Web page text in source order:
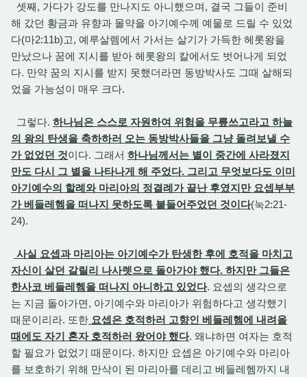
셋째, 가다가 강도를 만나지도 아니했으며, 결국 그들이 준비
해 갔던 황금과 유향과 몰약을 아기예수께 예물로 드릴 수 있었
다(마2:11b)고, 예루살렘에서 가서는 살기가 가득한 헤롯왕을
만났으나 꿈에 지시를 받아 헤롯왕의 칼에서도 벗어나게 되었
다. 만약 꿈의 지시를 받지 못했더라면 동방박사도 그때 살해되
었을 가능성이 매우 크다.
그렇다. 하나님은 스스로 자원하여 위험을 무릎쓰고라고 하늘
의 왕의 탄생을 축하하러 오는 동방박사들을 그냥 돌려보낼 수
가 없었던 것이다. 그래서 하나님께서는 별이 중간에 사라졌지
만도 다시 그 별을 나타나게 해 주었다. 그리고 무엇보다도 이미
아기예수의 할례와 마리아의 정결례가 끝난 후였지만 요셉부부
가 베들레헴을 떠나지 못하도록 붙들어주었던 것이다(눅2:21-
24).
사실 요셉과 마리아는 아기예수가 탄생한 후에 호적을 마치고
자신이 살던 갈릴리 나사렛으로 돌아가야 했다. 하지만 그들은
한사코 베들레헴을 떠나지 아니하고 있었다. 요셉의 생각으로
는 지금 돌아가면, 아기예수와 마리아가 위험하다고 생각했기
때문이리라. 또한 요셉은 호적하러 고향인 베들레헴에 내려올
때에도 자기 혼자 호적하러 왔어야 했다. 왜냐하면 여자는 호적
할 필요가 없었기 때문이다. 하지만 요셉은 아기예수와 마리아
를 보호하기 위해 만삭이 된 마리아를 데리고 베들레헴까지 내